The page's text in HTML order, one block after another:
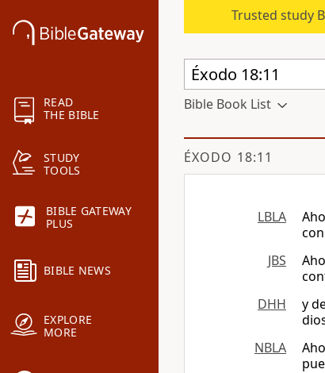
READ
THE BIBLE
STUDY
TOOLS
BIBLE GATEWAY
PLUS
BIBLE NEWS
EXPLORE
MORE
Trusted study
Bible Book List
ÉXODO 18:11
LBLA
JBS
DHH
y
NBLA